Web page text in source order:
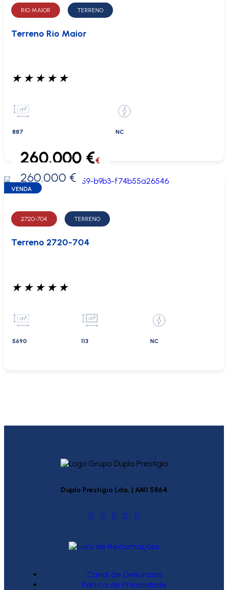
RIO MAIOR TERRENO
Terreno Rio Maior
★ ★ ★ ★ ★
887 NC
0 €
260.000 €€
260.000 €
VENDA
2720-704 TERRENO
Terreno 2720-704
★ ★ ★ ★ ★
5690 113 NC
Duplo Prestígio Lda. | AMI 5864
Canal de Denúncias
Política de Privacidade